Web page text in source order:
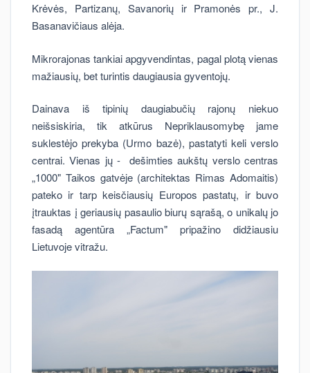
Krėvės, Partizanų, Savanorių ir Pramonės pr., J.
Basanavičiaus alėja.
Mikrorajonas tankiai apgyvendintas, pagal plotą vienas
mažiausių, bet turintis daugiausia gyventojų.
Dainava iš tipinių daugiabučių rajonų niekuo
neišsiskiria, tik atkūrus Nepriklausomybę jame
suklestėjo prekyba (Urmo bazė), pastatyti keli verslo
centrai. Vienas jų - dešimties aukštų verslo centras
„1000" Taikos gatvėje (architektas Rimas Adomaitis)
pateko ir tarp keisčiausių Europos pastatų, ir buvo
įtrauktas į geriausių pasaulio biurų sąrašą, o unikalų jo
fasadą agentūra „Factum" pripažino didžiausiu
Lietuvoje vitražu.